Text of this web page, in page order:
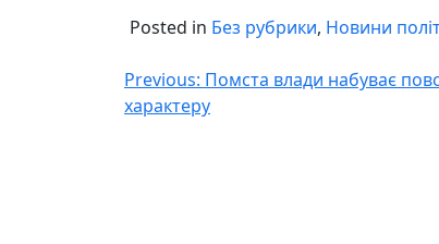
Posted in Без рубрики, Новини
Навігація
записів
Previous: Помста влади набуває
характеру